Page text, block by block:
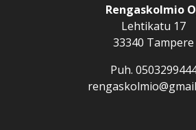
Rengaskolmio
Lehtikatu 17
33340 Tampere
Puh.